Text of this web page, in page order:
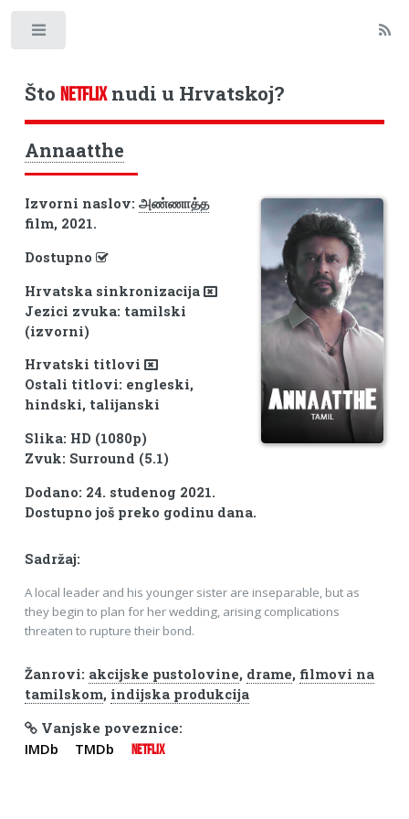
Što NETFLIXnudi u Hrvatskoj?
Annaatthe
Izvorni naslov: அண்ணாத்த
film, 2021.
Dostupno
Hrvatska sinkronizacija
Jezici zvuka: tamilski
(izvorni)
Hrvatski titlovi
Ostali titlovi: engleski,
hindski, talijanski
Slika: HD (1080p)
Zvuk: Surround (5.1)
Dodano: 24. studenog 2021.
Dostupno još preko godinu dana.
Sadržaj:
A local leader and his younger sister are inseparable, but as
they begin to plan for her wedding, arising complications
threaten to rupture their bond.
Žanrovi: akcijske pustolovine, drame, filmovi na
tamilskom, indijska produkcija
Vanjske poveznice:
IMDb TMDb NETFLIX